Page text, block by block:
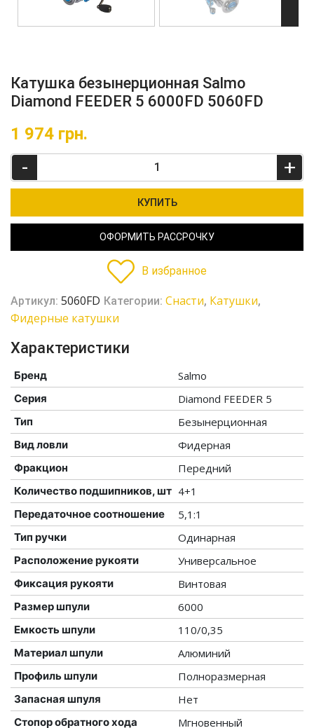
Катушка безынерционная Salmo
Diamond FEEDER 5 6000FD 5060FD
1 974 грн.
- +
КУПИТЬ
ОФОРМИТЬ РАССРОЧКУ
В избранное
Артикул: 5060FD Категории: Cнасти, Катушки,
Фидерные катушки
Характеристики
Бренд Salmo
Серия Diamond FEEDER 5
Тип Безынерционная
Вид ловли Фидерная
Фракцион Передний
Количество подшипников, шт 4+1
Передаточное соотношение 5,1:1
Тип ручки Одинарная
Расположение рукояти Универсальное
Фиксация рукояти Винтовая
Размер шпули 6000
Емкость шпули 110/0,35
Материал шпули Алюминий
Профиль шпули Полноразмерная
Запасная шпуля Нет
Стопор обратного хода Мгновенный